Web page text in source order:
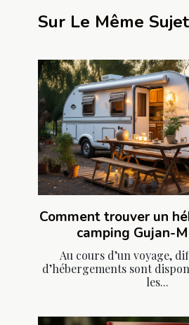
Sur Le Même Sujet
Comment trouver un
camping Gujan-
Au cours d’un voyage,
d’hébergements sont
les...